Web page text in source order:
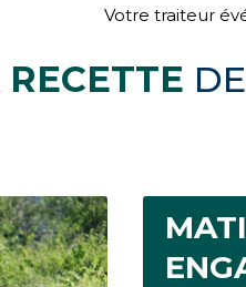
Votre traiteur
RECETTE